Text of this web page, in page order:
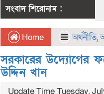
সংবাদ শিরোনাম :
Home অর্থনীতি,
সরকারের উদ্যোগের
উদ্দিন খান
Update Time Tuesday,